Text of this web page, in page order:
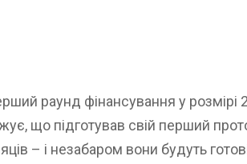
раунд фінансування у розмірі
що підготував свій перший
– і незабаром вони будуть